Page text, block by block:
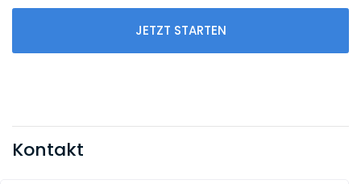
JETZT STARTEN
Kontakt